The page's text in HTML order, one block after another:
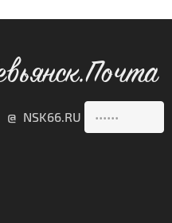
@ NSK66.RU